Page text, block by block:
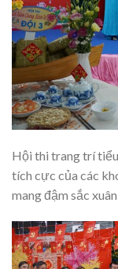
Hội thi trang trí tiểu
tích cực của các
mang đậm sắc